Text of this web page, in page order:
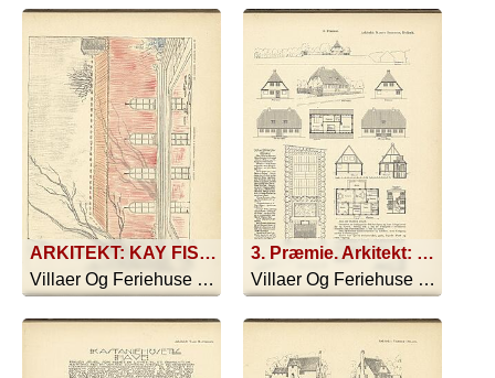
ARKITEKT: KAY FISKER ANDEN PRÆMIE: SOMMERHUS I SØLLERØD SE DESUDEN SIDE 62
Villaer Og Feriehuse - 1916
3. Præmie. Arkitekt: Marius Pedersen, Holbæk.
Villaer Og Feriehuse - 1916